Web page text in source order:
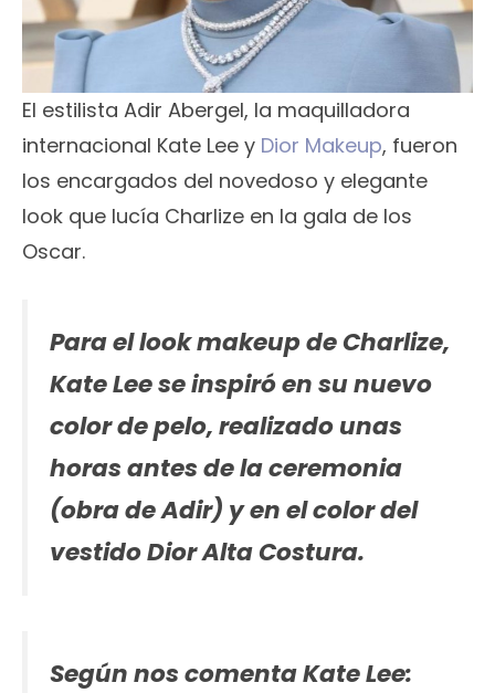
El estilista Adir Abergel, la maquilladora
internacional Kate Lee y Dior Makeup, fueron
los encargados del novedoso y elegante
look que lucía Charlize en la gala de los
Oscar.
Para el look makeup de Charlize,
Kate Lee se inspiró en su nuevo
color de pelo, realizado unas
horas antes de la ceremonia
(obra de Adir) y en el color del
vestido Dior Alta Costura.
Según nos comenta Kate Lee: